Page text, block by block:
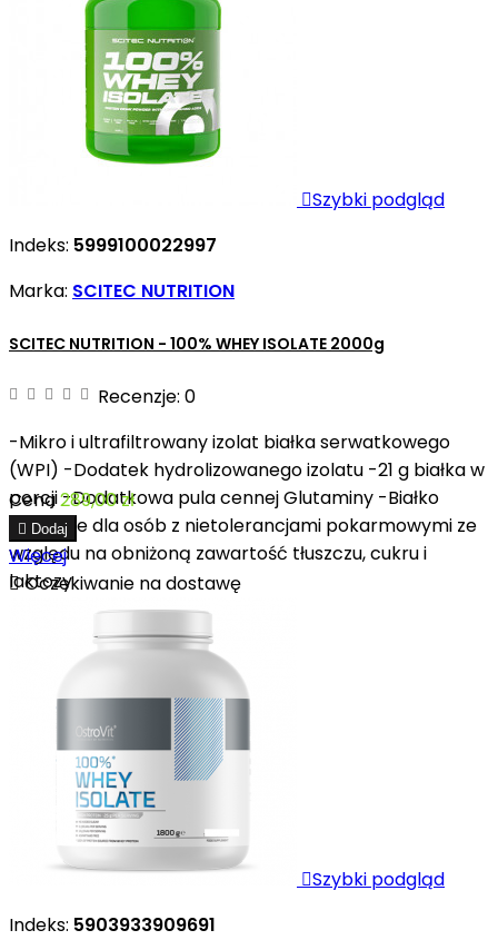
Szybki podgląd
Indeks: 5999100022997
Marka: SCITEC NUTRITION
SCITEC NUTRITION - 100% WHEY ISOLATE 2000g
Recenzje: 0
-Mikro i ultrafiltrowany izolat białka serwatkowego
(WPI) -Dodatek hydrolizowanego izolatu -21 g białka w
porcji -Dodatkowa pula cennej Glutaminy -Białko
właściwe dla osób z nietolerancjami pokarmowymi ze
względu na obniżoną zawartość tłuszczu, cukru i
laktozy
Cena289,00 zł
 Dodaj
Więcej
Oczekiwanie na dostawę
Szybki podgląd
Indeks: 5903933909691